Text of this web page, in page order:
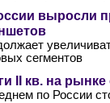
выросли
сегментов
II кв. на
по России